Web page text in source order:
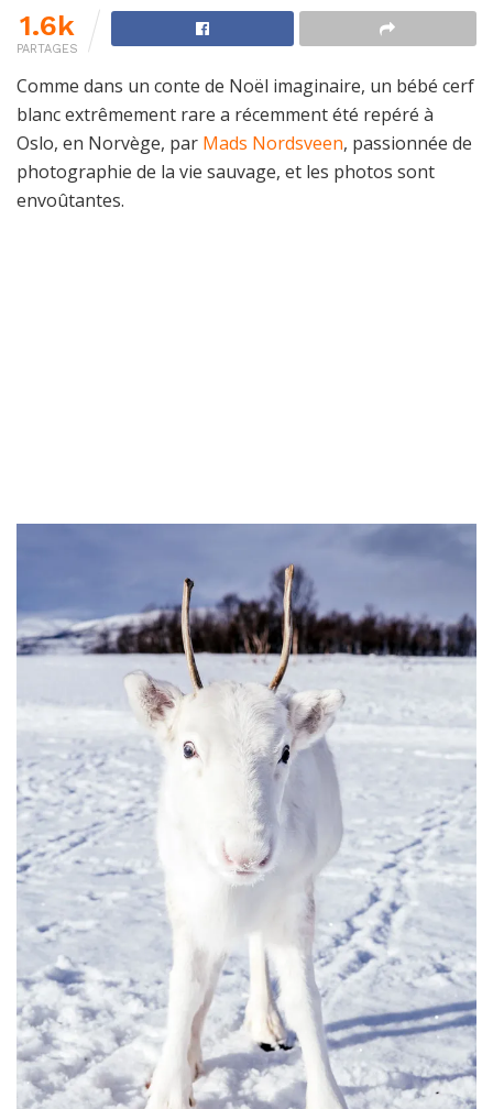
1.6k
PARTAGES
Comme dans un conte de Noël imaginaire, un bébé cerf
blanc extrêmement rare a récemment été repéré à
Oslo, en Norvège, par Mads Nordsveen, passionnée de
photographie de la vie sauvage, et les photos sont
envoûtantes.